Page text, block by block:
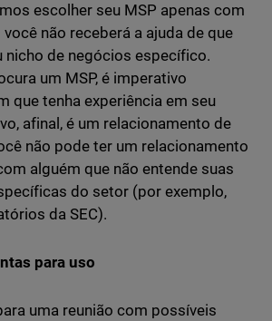
escolher seu MSP apenas com
não receberá a ajuda de que
nicho de negócios específico.
um MSP, é imperativo
que tenha experiência em seu
afinal, é um relacionamento de
não pode ter um relacionamento
alguém que não entende suas
do setor (por exemplo,
da SEC).
para uso
uma reunião com possíveis